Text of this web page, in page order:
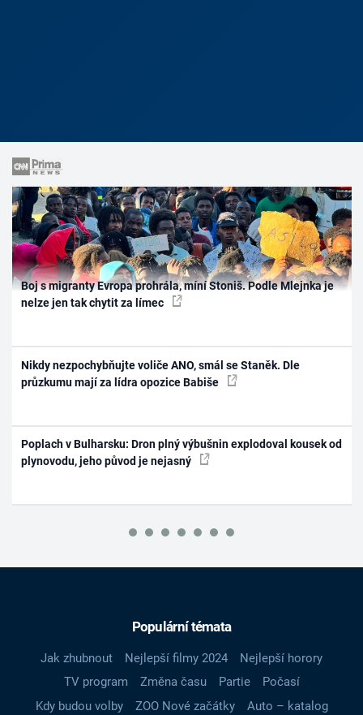
Boj s migranty Evropa prohrála, míní Stoniš. Podle Mlejnka je
nelze jen tak chytit za límec
Nikdy nezpochybňujte voliče ANO, smál se Staněk. Dle
průzkumu mají za lídra opozice Babiše
Poplach v Bulharsku: Dron plný výbušnin explodoval kousek od
plynovodu, jeho původ je nejasný
Populární témata
Jak zhubnout Nejlepší filmy 2024
Nejlepší horory
TV program
Změna času Partie
Počasí
Kdy budou volby
ZOO Nové začátky
Auto – katalog